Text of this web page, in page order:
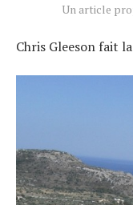
Un article
Chris Gleeson fait